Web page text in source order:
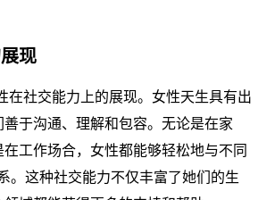
现
在社交能力上的展现。女性天生具有出
于沟通、理解和包容。无论是在家
工作场合，女性都能够轻松地与不同
。这种社交能力不仅丰富了她们的生